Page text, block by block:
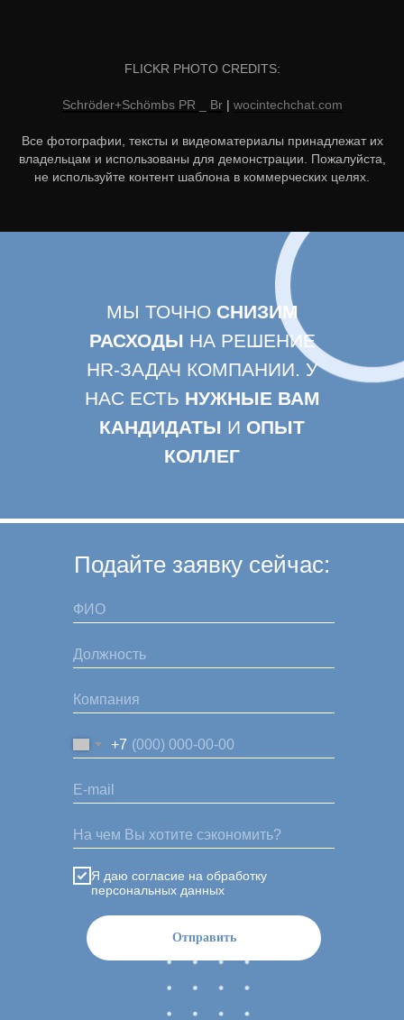
FLICKR PHOTO CREDITS:
Schröder+Schömbs PR _ Br| wocintechchat.com
Все фотографии, тексты и видеоматериалы принадлежат их
владельцам и использованы для демонстрации. Пожалуйста,
не используйте контент шаблона в коммерческих целях.
Подайте заявку сейчас:
+7
Я даю согласие на обработку
персональных данных
Отправить
МЫ ТОЧНО СНИЗИМ
РАСХОДЫ НА РЕШЕНИЕ
HR-ЗАДАЧ КОМПАНИИ. У
НАС ЕСТЬ НУЖНЫЕ ВАМ
КАНДИДАТЫ И ОПЫТ
КОЛЛЕГ